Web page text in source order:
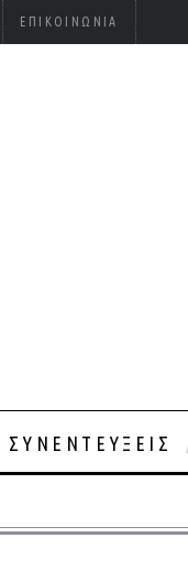
ΕΠΙΚΟΙΝΩΝΊΑ
ΣΥΝΕΝΤΕΎΞΕΙΣ